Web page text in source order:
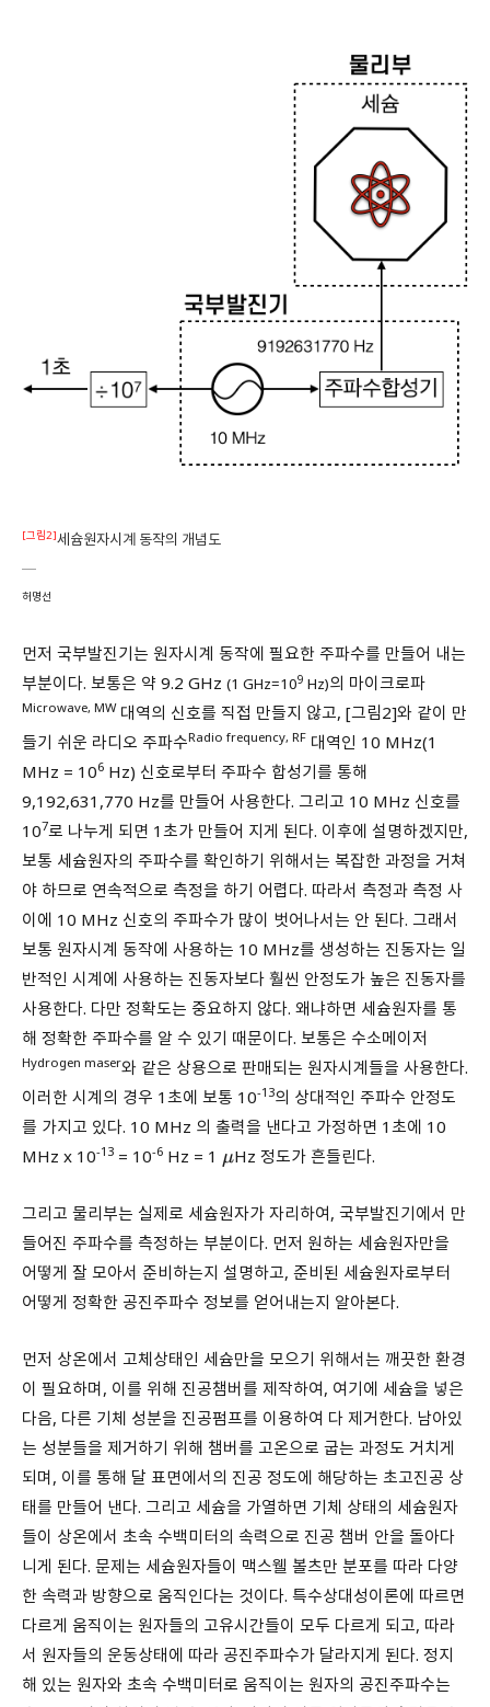
[그림2]세슘원자시계 동작의 개념도
허명선
먼저 국부발진기는 원자시계 동작에 필요한 주파수를 만들어 내는
부분이다. 보통은 약 9.2 GHz (1 GHz=109 Hz)의 마이크로파
Microwave, MW대역의 신호를 직접 만들지 않고, [그림2]와 같이 만
들기 쉬운 라디오 주파수Radio frequency, RF 대역인 10 MHz(1
MHz = 106 Hz) 신호로부터 주파수 합성기를 통해
9,192,631,770 Hz를 만들어 사용한다. 그리고 10 MHz 신호를
107로 나누게 되면 1초가 만들어 지게 된다. 이후에 설명하겠지만,
보통 세슘원자의 주파수를 확인하기 위해서는 복잡한 과정을 거쳐
야 하므로 연속적으로 측정을 하기 어렵다. 따라서 측정과 측정 사
이에 10 MHz 신호의 주파수가 많이 벗어나서는 안 된다. 그래서
보통 원자시계 동작에 사용하는 10 MHz를 생성하는 진동자는 일
반적인 시계에 사용하는 진동자보다 훨씬 안정도가 높은 진동자를
사용한다. 다만 정확도는 중요하지 않다. 왜냐하면 세슘원자를 통
해 정확한 주파수를 알 수 있기 때문이다. 보통은 수소메이저
Hydrogen maser와 같은 상용으로 판매되는 원자시계들을 사용한다.
이러한 시계의 경우 1초에 보통 10-13의 상대적인 주파수 안정도
를 가지고 있다. 10 MHz 의 출력을 낸다고 가정하면 1초에 10
MHz x 10-13 = 10-6 Hz = 1 μHz 정도가 흔들린다.
그리고 물리부는 실제로 세슘원자가 자리하여, 국부발진기에서 만
들어진 주파수를 측정하는 부분이다. 먼저 원하는 세슘원자만을
어떻게 잘 모아서 준비하는지 설명하고, 준비된 세슘원자로부터
어떻게 정확한 공진주파수 정보를 얻어내는지 알아본다.
먼저 상온에서 고체상태인 세슘만을 모으기 위해서는 깨끗한 환경
이 필요하며, 이를 위해 진공챔버를 제작하여, 여기에 세슘을 넣은
다음, 다른 기체 성분을 진공펌프를 이용하여 다 제거한다. 남아있
는 성분들을 제거하기 위해 챔버를 고온으로 굽는 과정도 거치게
되며, 이를 통해 달 표면에서의 진공 정도에 해당하는 초고진공 상
태를 만들어 낸다. 그리고 세슘을 가열하면 기체 상태의 세슘원자
들이 상온에서 초속 수백미터의 속력으로 진공 챔버 안을 돌아다
니게 된다. 문제는 세슘원자들이 맥스웰 볼츠만 분포를 따라 다양
한 속력과 방향으로 움직인다는 것이다. 특수상대성이론에 따르면
다르게 움직이는 원자들의 고유시간들이 모두 다르게 되고, 따라
서 원자들의 운동상태에 따라 공진주파수가 달라지게 된다. 정지
해 있는 원자와 초속 수백미터로 움직이는 원자의 공진주파수는